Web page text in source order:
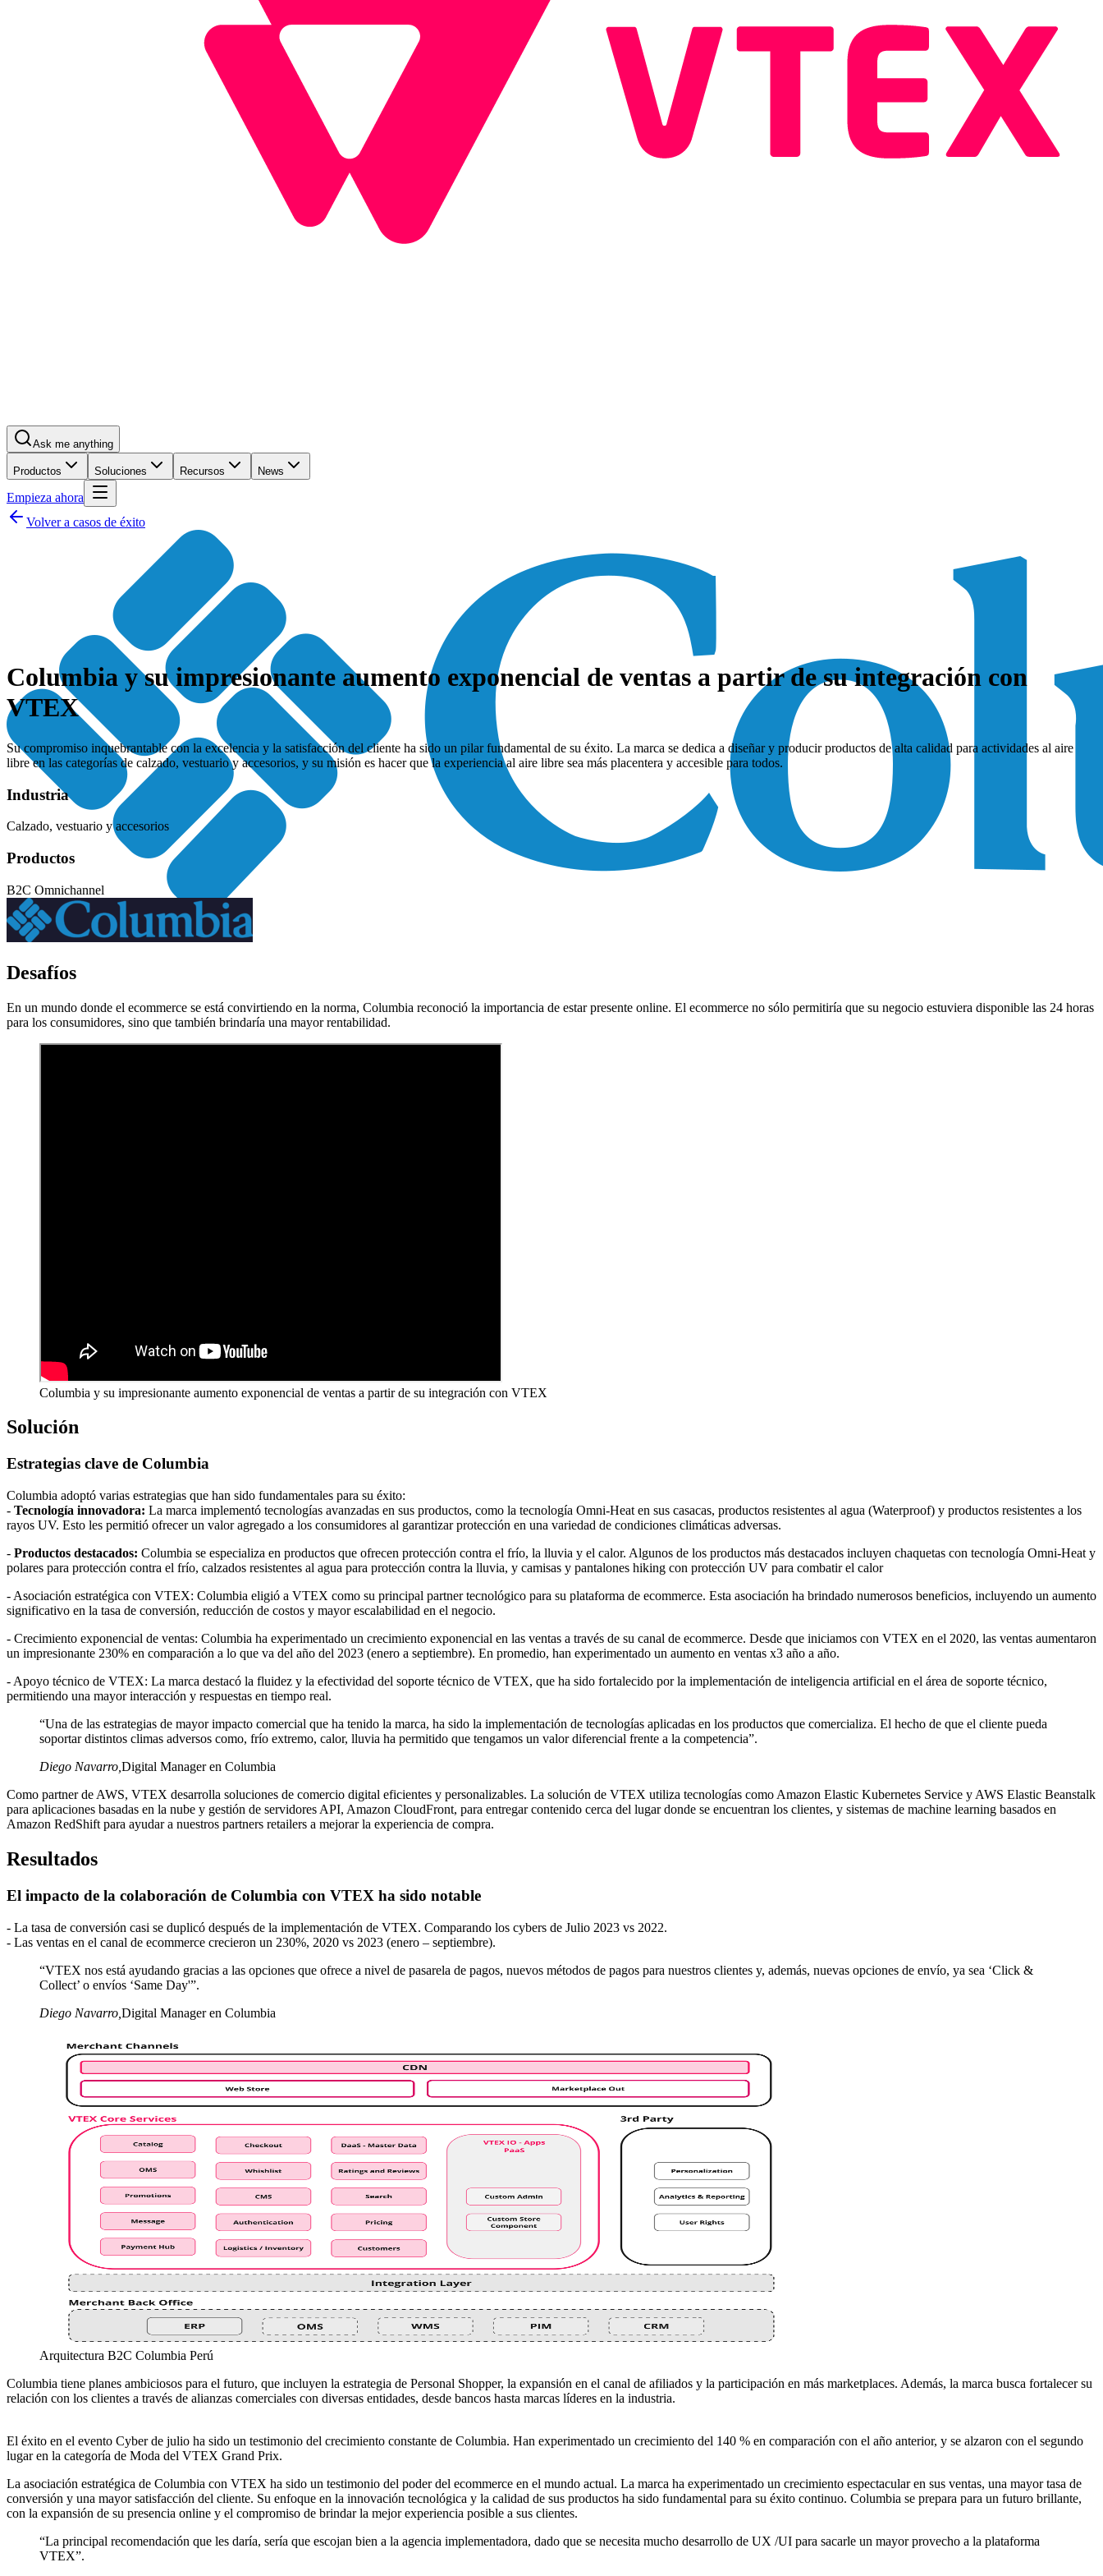
Ask me anything
Productos Soluciones Recursos News
Empieza ahora
Volver a casos de éxito
Columbia y su impresionante aumento exponencial de ventas a partir de su integración con
VTEX
Su compromiso inquebrantable con la excelencia y la satisfacción del cliente ha sido un pilar fundamental de su éxito. La marca se dedica a diseñar y producir productos de alta calidad para actividades al aire
libre en las categorías de calzado, vestuario y accesorios, y su misión es hacer que la experiencia al aire libre sea más placentera y accesible para todos.
Industria
Calzado, vestuario y accesorios
Productos
B2C Omnichannel
Desafíos
En un mundo donde el ecommerce se está convirtiendo en la norma, Columbia reconoció la importancia de estar presente online. El ecommerce no sólo permitiría que su negocio estuviera disponible las 24 horas
para los consumidores, sino que también brindaría una mayor rentabilidad.
Columbia y su impresionante aumento exponencial de ventas a partir de su integración con VTEX
Solución
Estrategias clave de Columbia
Columbia adoptó varias estrategias que han sido fundamentales para su éxito:
- Tecnología innovadora: La marca implementó tecnologías avanzadas en sus productos, como la tecnología Omni-Heat en sus casacas, productos resistentes al agua (Waterproof) y productos resistentes a los
rayos UV. Esto les permitió ofrecer un valor agregado a los consumidores al garantizar protección en una variedad de condiciones climáticas adversas.
- Productos destacados: Columbia se especializa en productos que ofrecen protección contra el frío, la lluvia y el calor. Algunos de los productos más destacados incluyen chaquetas con tecnología Omni-Heat y
polares para protección contra el frío, calzados resistentes al agua para protección contra la lluvia, y camisas y pantalones hiking con protección UV para combatir el calor
- Asociación estratégica con VTEX: Columbia eligió a VTEX como su principal partner tecnológico para su plataforma de ecommerce. Esta asociación ha brindado numerosos beneficios, incluyendo un aumento
significativo en la tasa de conversión, reducción de costos y mayor escalabilidad en el negocio.
- Crecimiento exponencial de ventas: Columbia ha experimentado un crecimiento exponencial en las ventas a través de su canal de ecommerce. Desde que iniciamos con VTEX en el 2020, las ventas aumentaron
un impresionante 230% en comparación a lo que va del año del 2023 (enero a septiembre). En promedio, han experimentado un aumento en ventas x3 año a año.
- Apoyo técnico de VTEX: La marca destacó la fluidez y la efectividad del soporte técnico de VTEX, que ha sido fortalecido por la implementación de inteligencia artificial en el área de soporte técnico,
permitiendo una mayor interacción y respuestas en tiempo real.
“Una de las estrategias de mayor impacto comercial que ha tenido la marca, ha sido la implementación de tecnologías aplicadas en los productos que comercializa. El hecho de que el cliente pueda
soportar distintos climas adversos como, frío extremo, calor, lluvia ha permitido que tengamos un valor diferencial frente a la competencia”.
Diego Navarro Digital Manager en Columbia
Como partner de AWS, VTEX desarrolla soluciones de comercio digital eficientes y personalizables. La solución de VTEX utiliza tecnologías como Amazon Elastic Kubernetes Service y AWS Elastic Beanstalk
para aplicaciones basadas en la nube y gestión de servidores API, Amazon CloudFront, para entregar contenido cerca del lugar donde se encuentran los clientes, y sistemas de machine learning basados en
Amazon RedShift para ayudar a nuestros partners retailers a mejorar la experiencia de compra.
Resultados
El impacto de la colaboración de Columbia con VTEX ha sido notable
- La tasa de conversión casi se duplicó después de la implementación de VTEX. Comparando los cybers de Julio 2023 vs 2022.
- Las ventas en el canal de ecommerce crecieron un 230%, 2020 vs 2023 (enero – septiembre).
“VTEX nos está ayudando gracias a las opciones que ofrece a nivel de pasarela de pagos, nuevos métodos de pagos para nuestros clientes y, además, nuevas opciones de envío, ya sea ‘Click &
Collect’ o envíos ‘Same Day'”.
Diego Navarro Digital Manager en Columbia
Arquitectura B2C Columbia Perú
Columbia tiene planes ambiciosos para el futuro, que incluyen la estrategia de Personal Shopper, la expansión en el canal de afiliados y la participación en más marketplaces. Además, la marca busca fortalecer su
relación con los clientes a través de alianzas comerciales con diversas entidades, desde bancos hasta marcas líderes en la industria.
El éxito en el evento Cyber de julio ha sido un testimonio del crecimiento constante de Columbia. Han experimentado un crecimiento del 140 % en comparación con el año anterior, y se alzaron con el segundo
lugar en la categoría de Moda del VTEX Grand Prix.
La asociación estratégica de Columbia con VTEX ha sido un testimonio del poder del ecommerce en el mundo actual. La marca ha experimentado un crecimiento espectacular en sus ventas, una mayor tasa de
conversión y una mayor satisfacción del cliente. Su enfoque en la innovación tecnológica y la calidad de sus productos ha sido fundamental para su éxito continuo. Columbia se prepara para un futuro brillante,
con la expansión de su presencia online y el compromiso de brindar la mejor experiencia posible a sus clientes.
“La principal recomendación que les daría, sería que escojan bien a la agencia implementadora, dado que se necesita mucho desarrollo de UX /UI para sacarle un mayor provecho a la plataforma
VTEX”.